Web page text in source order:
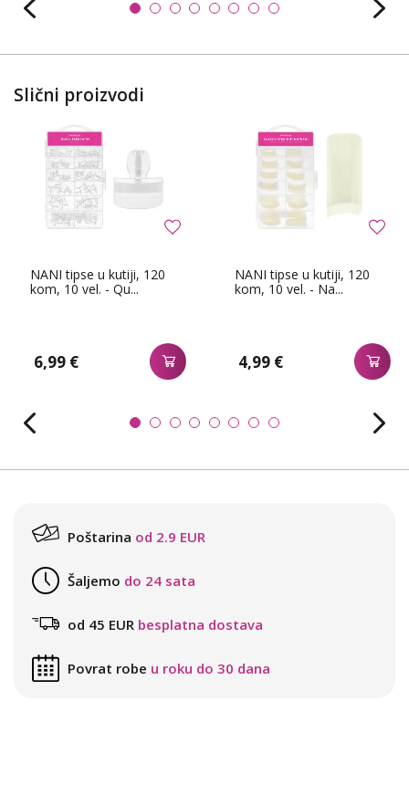
Slični proizvodi
NANI tipse u kutiji, 120
kom, 10 vel. - Qu...
6,99 €
NANI tipse u kutiji, 120
kom, 10 vel. - Na...
4,99 €
Poštarina od 2.9 EUR
Šaljemo do 24 sata
od 45 EUR besplatna dostava
Povrat robe u roku do 30 dana